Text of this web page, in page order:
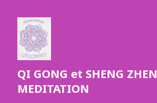
QI GONG et SHENG ZHEN
MEDITATION